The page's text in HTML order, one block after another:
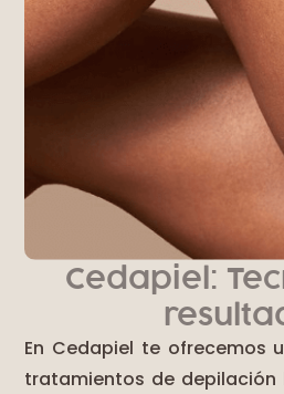
Cedapiel:
En Cedapiel te ofrecemos
tratamientos de